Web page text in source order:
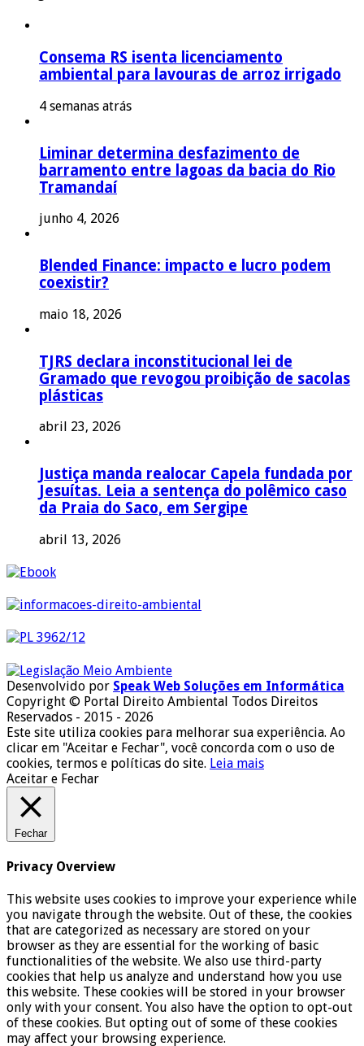
Consema RS isenta licenciamento
ambiental para lavouras de arroz irrigado
4 semanas atrás
Liminar determina desfazimento de
barramento entre lagoas da bacia do Rio
Tramandaí
junho 4, 2026
Blended Finance: impacto e lucro podem
coexistir?
maio 18, 2026
TJRS declara inconstitucional lei de
Gramado que revogou proibição de sacolas
plásticas
abril 23, 2026
Justiça manda realocar Capela fundada por
Jesuítas. Leia a sentença do polêmico caso
da Praia do Saco, em Sergipe
abril 13, 2026
Desenvolvido por Speak Web Soluções em Informática
Copyright © Portal Direito Ambiental Todos Direitos
Reservados - 2015 - 2026
Este site utiliza cookies para melhorar sua experiência. Ao
clicar em "Aceitar e Fechar", você concorda com o uso de
cookies, termos e políticas do site. Leia mais
Aceitar e Fechar
Fechar
Privacy Overview
This website uses cookies to improve your experience while
you navigate through the website. Out of these, the cookies
that are categorized as necessary are stored on your
browser as they are essential for the working of basic
functionalities of the website. We also use third-party
cookies that help us analyze and understand how you use
this website. These cookies will be stored in your browser
only with your consent. You also have the option to opt-out
of these cookies. But opting out of some of these cookies
may affect your browsing experience.